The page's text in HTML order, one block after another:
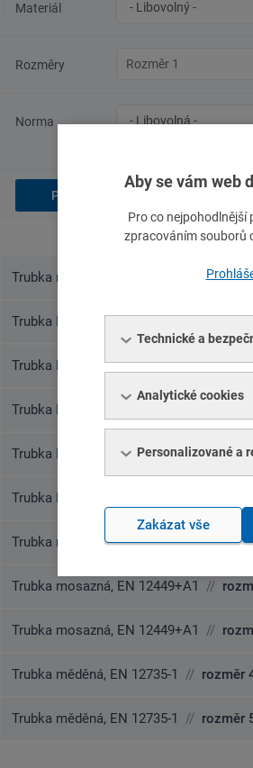
Materiál
oceli/materiál
Rozměry
Norma
normy
Trubka měděná SUPERSAN, EN
Trubka Frigotec, EN 12735-1 // rozměr
Trubka Frigotec, EN 12735-1 // rozměr
Trubka Frigotec, EN 12735-1
Trubka Frigotec, EN 12735-1 // rozměr
Trubka Frigotec Medgas, EN 13348
Trubka mosazná, EN 12449+A1 //
Trubka mosazná, EN 12449+A1 //
Trubka mosazná, EN 12449+A1 //
Trubka měděná, EN 12735-1 // rozměr
Trubka měděná, EN 12735-1 // rozměr
Aby se vám web
Pro co nejpohodlnější
zpracováním souborů
Technické a
Analytické cookies
Personalizované a
Zakázat vše